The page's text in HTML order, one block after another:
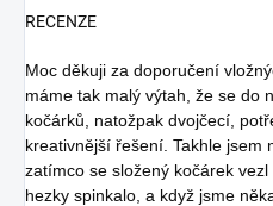
RECENZE
Moc děkuji za doporučení
máme tak malý výtah, že se do
kočárků, natožpak dvojčecí,
kreativnější řešení. Takhle jsem
zatímco se složený kočárek
hezky spinkalo, a když jsme